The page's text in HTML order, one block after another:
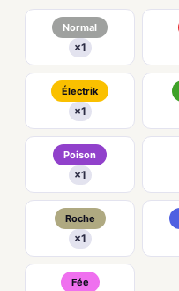
Normal
×1
Électrik
×1
Poison
×1
Roche
×1
Fée